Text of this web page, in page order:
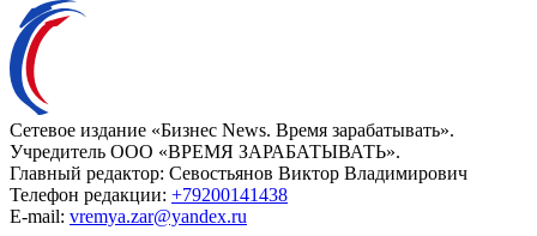
Сетевое издание «Бизнес News. Время зарабатывать».
Учредитель ООО «ВРЕМЯ ЗАРАБАТЫВАТЬ».
Главный редактор: Севостьянов Виктор Владимирович
Телефон редакции: +79200141438
E-mail: vremya.zar@yandex.ru